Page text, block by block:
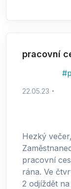
pracovní
22.05.23
#
Hezký
pracovní
rána. Ve
2 odjíždět